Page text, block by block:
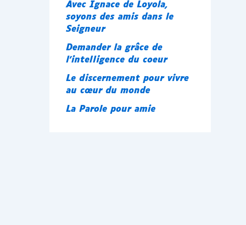
Avec Ignace de Loyola,
soyons des amis dans le
Seigneur
Demander la grâce de
l’intelligence du coeur
Le discernement pour vivre
au cœur du monde
La Parole pour amie